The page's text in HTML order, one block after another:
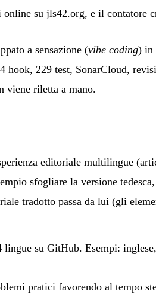
su jls42.org, e il contatore
a sensazione (vibe coding) in
229 test, SonarCloud,
viene riletta a mano.
editoriale multilingue
sfogliare la versione tedesca,
tradotto passa da lui (gli
lingue su GitHub. Esempi: inglese,
pratici favorendo al tempo